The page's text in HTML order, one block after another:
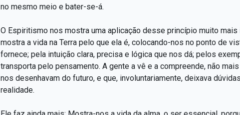
no mesmo meio e bater-se-á.
O Espiritismo nos mostra uma aplicação desse princípio muito
mostra a vida na Terra pelo que ela é, colocando-nos no ponto de
fornece; pela intuição clara, precisa e lógica que nos dá; pelos
transporta pelo pensamento. A gente a vê e a compreende, não
nos desenhavam do futuro, e que, involuntariamente, deixava
realidade.